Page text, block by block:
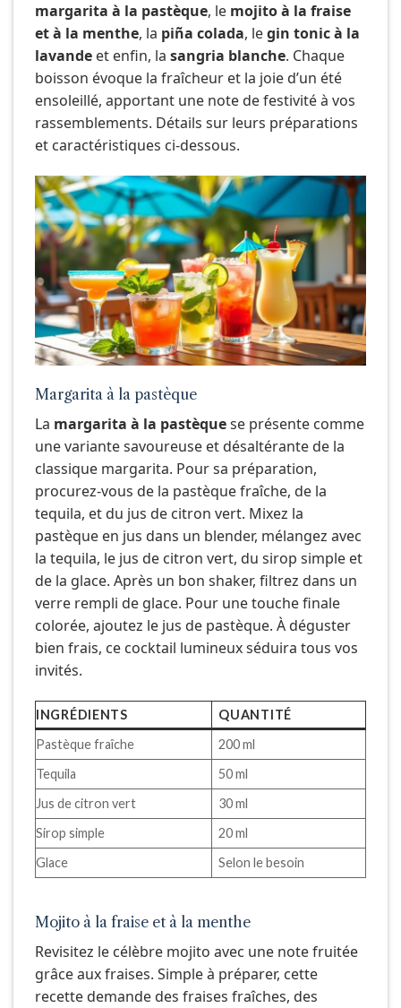
margarita à la pastèque, le mojito à la fraise
et à la menthe, la piña colada, legin tonic à la
lavande et enfin, la sangria blanche. Chaque
boisson évoque la fraîcheur et la joie d’un été
ensoleillé, apportant une note de festivité à vos
rassemblements. Détails sur leurs préparations
et caractéristiques ci-dessous.
Margarita à la pastèque
La margarita à la pastèquese présente comme
une variante savoureuse et désaltérante de la
classique margarita. Pour sa préparation,
procurez-vous de la pastèque fraîche, de la
tequila, et du jus de citron vert. Mixez la
pastèque en jus dans un blender, mélangez avec
la tequila, le jus de citron vert, du sirop simple et
de la glace. Après un bon shaker, filtrez dans un
verre rempli de glace. Pour une touche finale
colorée, ajoutez le jus de pastèque. À déguster
bien frais, ce cocktail lumineux séduira tous vos
invités.
INGRÉDIENTS
QUANTITÉ
Pastèque fraîche
200 ml
Tequila
50 ml
Jus de citron vert
30 ml
Sirop simple
20 ml
Glace
Selon le besoin
Mojito à la fraise et à la menthe
Revisitez le célèbre mojito avec une note fruitée
grâce aux fraises. Simple à préparer, cette
recette demande des fraises fraîches, des